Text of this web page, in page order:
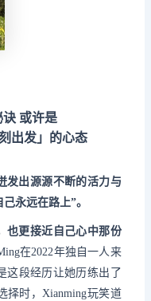
诀 或许是
出发」的心态
发出源源不断的活力与
永远在路上”。
也更接近自己心中那份
在2022年独自一人来
这段经历让她历练出了
择时，Xianming玩笑道